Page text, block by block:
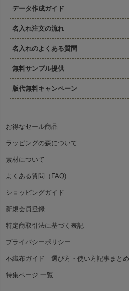
データ作成ガイド
名入れ注文の流れ
名入れのよくある質問
無料サンプル提供
版代無料キャンペーン
お得なセール商品
ラッピングの森について
素材について
よくある質問（FAQ)
ショッピングガイド
新規会員登録
特定商取引法に基づく表記
プライバシーポリシー
不織布ガイド｜選び方・使い方記事まとめ
特集ページ 一覧